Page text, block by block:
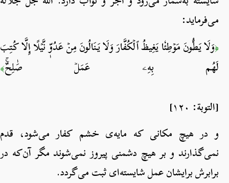
می‌فرماید:
وَلَا يَطَ‍ُٔونَ مَوۡطِئٗا يَغِيظُ ٱلۡكُفَّارَ وَلَا يَنَالُونَ مِنۡ عَدُوّٖ نَّيۡلًا إِلَّا كُتِبَ
لَهُم بِهِۦ عَمَلٞ صَٰلِحٌۚ﴾
[التوبة: ١٢٠]
و در هیچ مکانی که مایه‌ی خشم کفار می‌شود، قدم
نمی‌گذارند و بر هیچ دشمنی پیروز نمی‌شوند مگر آن‌که در
برابرش برایشان عمل شایسته‌ای ثبت می‌گردد.